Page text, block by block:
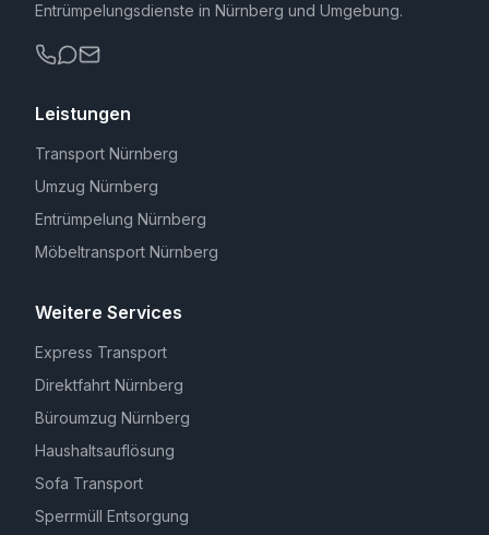
Entrümpelungsdienste in Nürnberg und Umgebung.
Leistungen
Transport Nürnberg
Umzug Nürnberg
Entrümpelung Nürnberg
Möbeltransport Nürnberg
Weitere Services
Express Transport
Direktfahrt Nürnberg
Büroumzug Nürnberg
Haushaltsauflösung
Sofa Transport
Sperrmüll Entsorgung